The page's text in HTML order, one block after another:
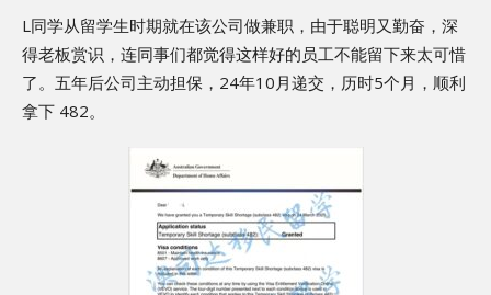
L同学从留学生时期就在该公司做兼职，由于聪明又勤奋，深
得老板赏识，连同事们都觉得这样好的员工不能留下来太可惜
了。五年后公司主动担保，24年10月递交，历时5个月，顺利
拿下 482。